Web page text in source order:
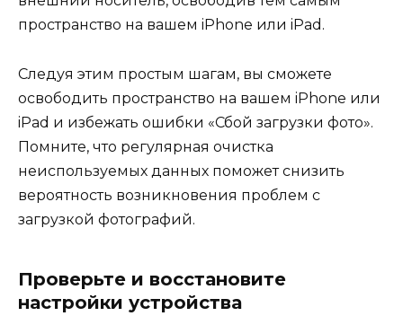
пространство на вашем iPhone или iPad.
Следуя этим простым шагам, вы сможете
освободить пространство на вашем iPhone или
iPad и избежать ошибки «Сбой загрузки фото».
Помните, что регулярная очистка
неиспользуемых данных поможет снизить
вероятность возникновения проблем с
загрузкой фотографий.
Проверьте и восстановите
настройки устройства